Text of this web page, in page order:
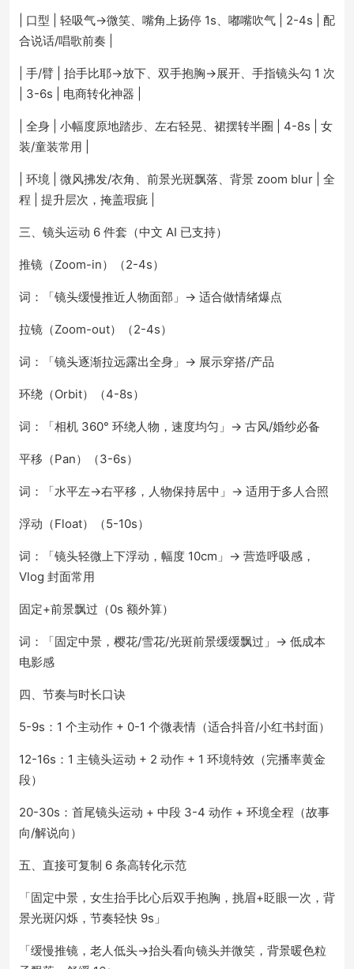
| 口型 | 轻吸气→微笑、嘴角上扬停 1s、嘟嘴吹气 | 2-4s | 配
合说话/唱歌前奏 |
| 手/臂 | 抬手比耶→放下、双手抱胸→展开、手指镜头勾 1 次
| 3-6s | 电商转化神器 |
| 全身 | 小幅度原地踏步、左右轻晃、裙摆转半圈 | 4-8s | 女
装/童装常用 |
| 环境 | 微风拂发/衣角、前景光斑飘落、背景 zoom blur | 全
程 | 提升层次，掩盖瑕疵 |
三、镜头运动 6 件套（中文 AI 已支持）
推镜（Zoom-in）（2-4s）
词：「镜头缓慢推近人物面部」→ 适合做情绪爆点
拉镜（Zoom-out）（2-4s）
词：「镜头逐渐拉远露出全身」→ 展示穿搭/产品
环绕（Orbit）（4-8s）
词：「相机 360° 环绕人物，速度均匀」→ 古风/婚纱必备
平移（Pan）（3-6s）
词：「水平左→右平移，人物保持居中」→ 适用于多人合照
浮动（Float）（5-10s）
词：「镜头轻微上下浮动，幅度 10cm」→ 营造呼吸感，
Vlog 封面常用
固定+前景飘过（0s 额外算）
词：「固定中景，樱花/雪花/光斑前景缓缓飘过」→ 低成本
电影感
四、节奏与时长口诀
5-9s：1 个主动作 + 0-1 个微表情（适合抖音/小红书封面）
12-16s：1 主镜头运动 + 2 动作 + 1 环境特效（完播率黄金
段）
20-30s：首尾镜头运动 + 中段 3-4 动作 + 环境全程（故事
向/解说向）
五、直接可复制 6 条高转化示范
「固定中景，女生抬手比心后双手抱胸，挑眉+眨眼一次，背
景光斑闪烁，节奏轻快 9s」
「缓慢推镜，老人低头→抬头看向镜头并微笑，背景暖色粒